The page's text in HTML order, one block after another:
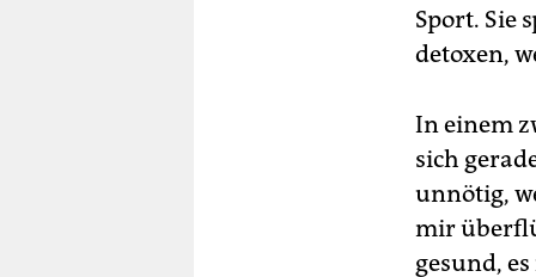
Sport. Sie
detoxen,
In einem
sich
unnötig,
mir
gesund,